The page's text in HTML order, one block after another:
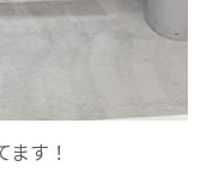
す！